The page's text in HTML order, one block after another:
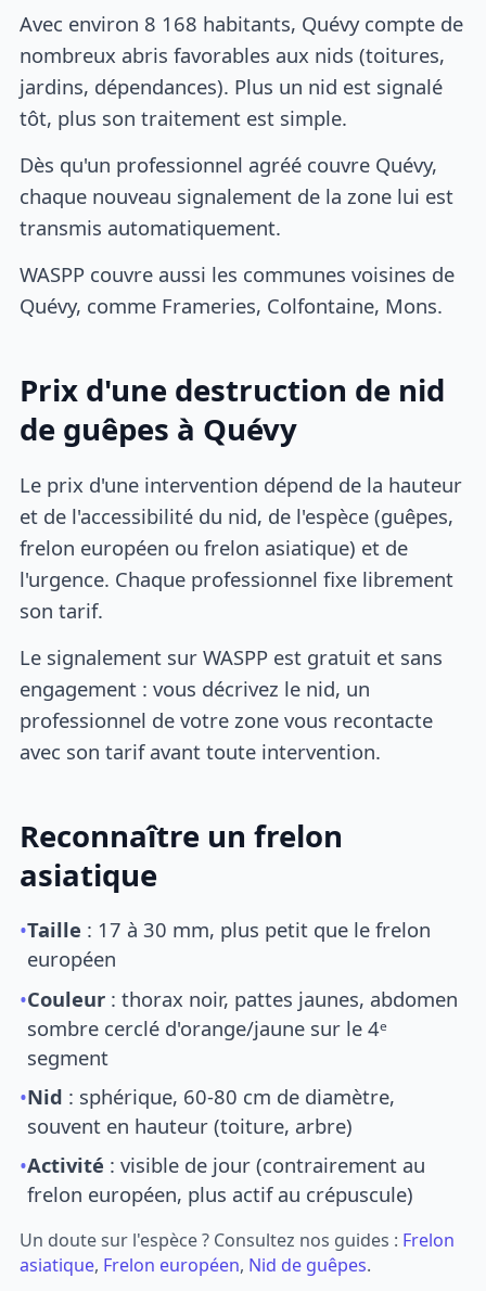
Avec environ 8 168 habitants, Quévy compte de
nombreux abris favorables aux nids (toitures,
jardins, dépendances). Plus un nid est signalé
tôt, plus son traitement est simple.
Dès qu'un professionnel agréé couvre Quévy,
chaque nouveau signalement de la zone lui est
transmis automatiquement.
WASPP couvre aussi les communes voisines de
Quévy, comme Frameries, Colfontaine, Mons.
Prix d'une destruction de nid
de guêpes à Quévy
Le prix d'une intervention dépend de la hauteur
et de l'accessibilité du nid, de l'espèce (guêpes,
frelon européen ou frelon asiatique) et de
l'urgence. Chaque professionnel fixe librement
son tarif.
Le signalement sur WASPP est gratuit et sans
engagement : vous décrivez le nid, un
professionnel de votre zone vous recontacte
avec son tarif avant toute intervention.
Reconnaître un frelon
asiatique
•Taille : 17 à 30 mm, plus petit que le frelon
européen
•Couleur : thorax noir, pattes jaunes, abdomen
sombre cerclé d'orange/jaune sur le 4ᵉ
segment
•Nid : sphérique, 60-80 cm de diamètre,
souvent en hauteur (toiture, arbre)
•Activité : visible de jour (contrairement au
frelon européen, plus actif au crépuscule)
Un doute sur l'espèce ? Consultez nos guides : Frelon
asiatique, Frelon européen, Nid de guêpes.